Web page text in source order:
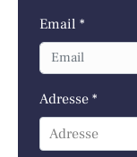
Email *
Adresse *
Adresse